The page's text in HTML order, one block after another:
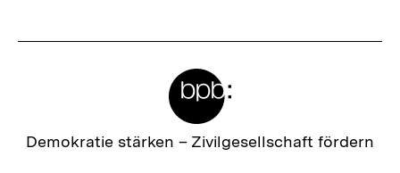
Zur
Demokratie stärken – Zivilgesellschaft fördern